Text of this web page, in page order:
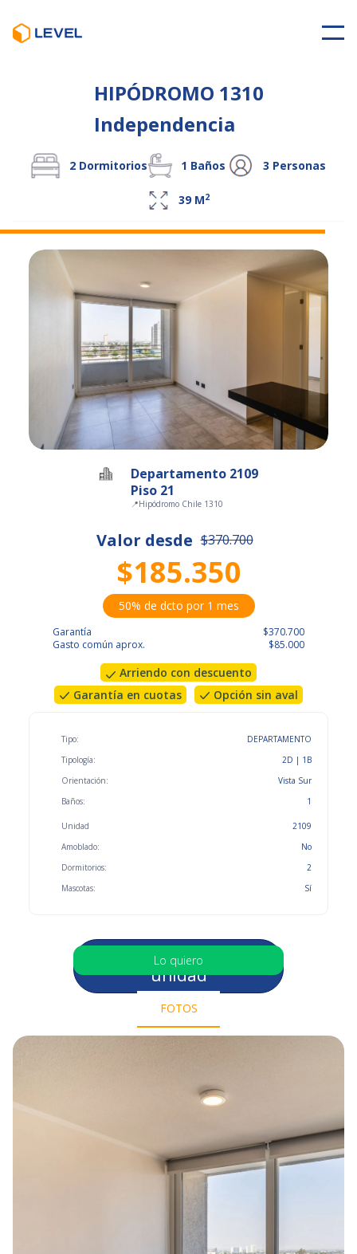
HIPÓDROMO 1310
Independencia
2 Dormitorios 1 Baños 3 Personas
39 M2
Departamento 2109
Piso 21
📍Hipódromo Chile 1310
Valor desde $370.700
$185.350
50% de dcto por 1 mes
Garantía
Gasto común aprox.
$370.700
$85.000
Arriendo con descuento
Garantía en cuotas
Opción sin aval
Tipo:
Tipología:
Orientación:
Baños:
DEPARTAMENTO
2D | 1B
Vista Sur
1
Unidad
Amoblado:
Dormitorios:
Mascotas:
2109
No
2
Sí
Selecciona otra
unidad
Lo quiero
FOTOS